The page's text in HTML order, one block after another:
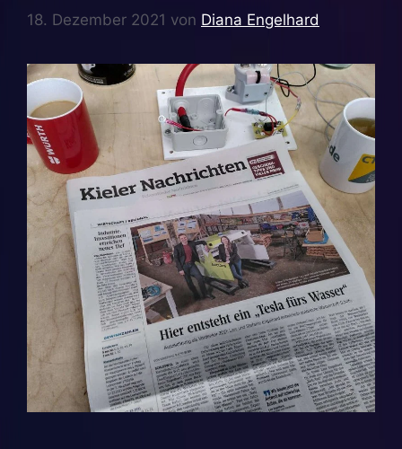
18. Dezember 2021 von Diana Engelhard